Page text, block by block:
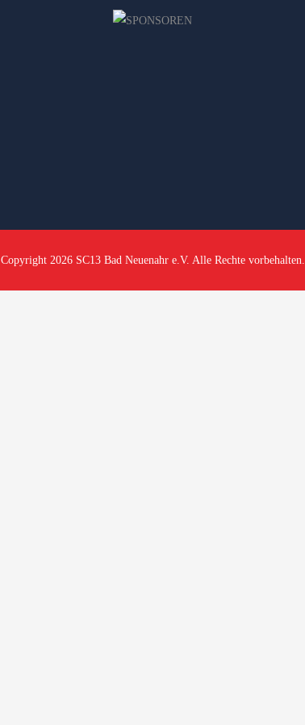
Copyright 2026 SC13 Bad Neuenahr e.V. Alle Rechte vorbehalten.